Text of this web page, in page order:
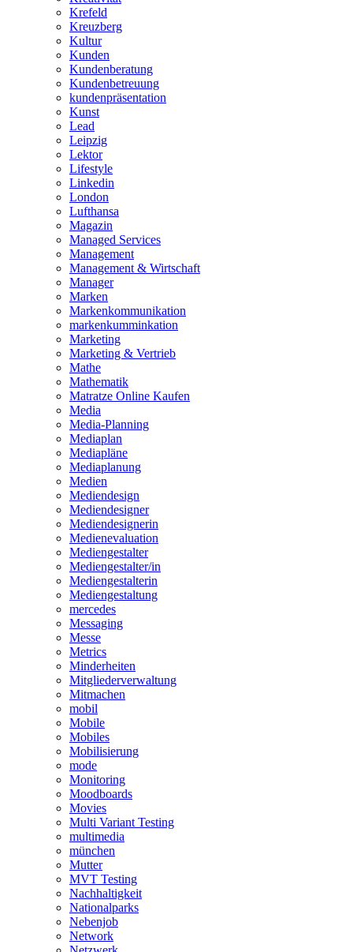
Krefeld
Kreuzberg
Kultur
Kunden
Kundenberatung
Kundenbetreuung
kundenpräsentation
Kunst
Lead
Leipzig
Lektor
Lifestyle
Linkedin
London
Lufthansa
Magazin
Managed Services
Management
Management & Wirtschaft
Manager
Marken
Markenkommunikation
markenkumminkation
Marketing
Marketing & Vertrieb
Mathe
Mathematik
Matratze Online Kaufen
Media
Media-Planning
Mediaplan
Mediapläne
Mediaplanung
Medien
Mediendesign
Mediendesigner
Mediendesignerin
Medienevaluation
Mediengestalter
Mediengestalter/in
Mediengestalterin
Mediengestaltung
mercedes
Messaging
Messe
Metrics
Minderheiten
Mitgliederverwaltung
Mitmachen
mobil
Mobile
Mobiles
Mobilisierung
mode
Monitoring
Moodboards
Movies
Multi Variant Testing
multimedia
münchen
Mutter
MVT Testing
Nachhaltigkeit
Nationalparks
Nebenjob
Network